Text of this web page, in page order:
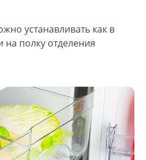
устанавливать как в
на полку отделения